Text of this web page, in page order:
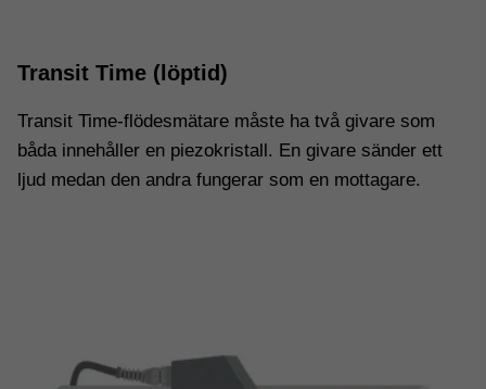
Transit Time (löptid)
Transit Time-flödesmätare måste ha två givare som
båda innehåller en piezokristall. En givare sänder ett
ljud medan den andra fungerar som en mottagare.